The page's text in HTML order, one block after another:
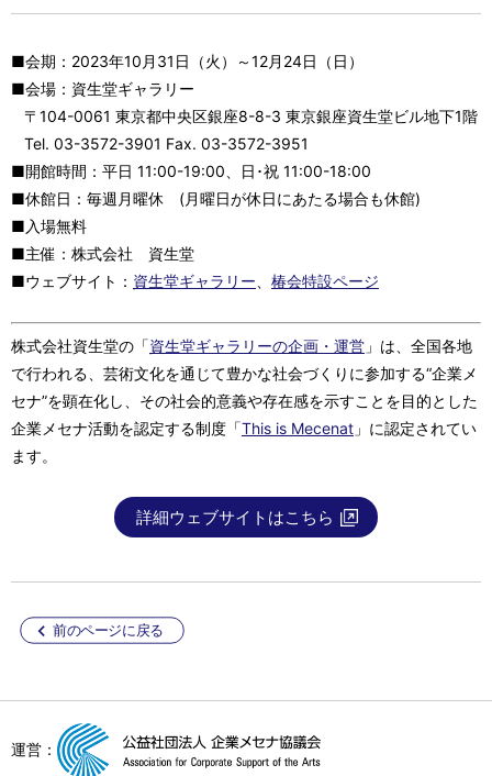
■会期：2023年10月31日（火）～12月24日（日）
■会場：資生堂ギャラリー
〒104-0061 東京都中央区銀座8-8-3 東京銀座資生堂ビル地下1階
Tel. 03-3572-3901 Fax. 03-3572-3951
■開館時間：平日 11:00-19:00、日･祝 11:00-18:00
■休館日：毎週月曜休 (月曜日が休日にあたる場合も休館)
■入場無料
■主催：株式会社 資生堂
■ウェブサイト： 資生堂ギャラリー 椿会特設ページ
株式会社資生堂の「資生堂ギャラリーの企画・運営 」は、全国各地
で行われる、芸術文化を通じて豊かな社会づくりに参加する“企業メ
セナ”を顕在化し、その社会的意義や存在感を示すことを目的とした
企業メセナ活動を認定する制度「This is Mecenat 」に認定されてい
ます。
詳細ウェブサイトはこちら
前のページに戻る
運営：